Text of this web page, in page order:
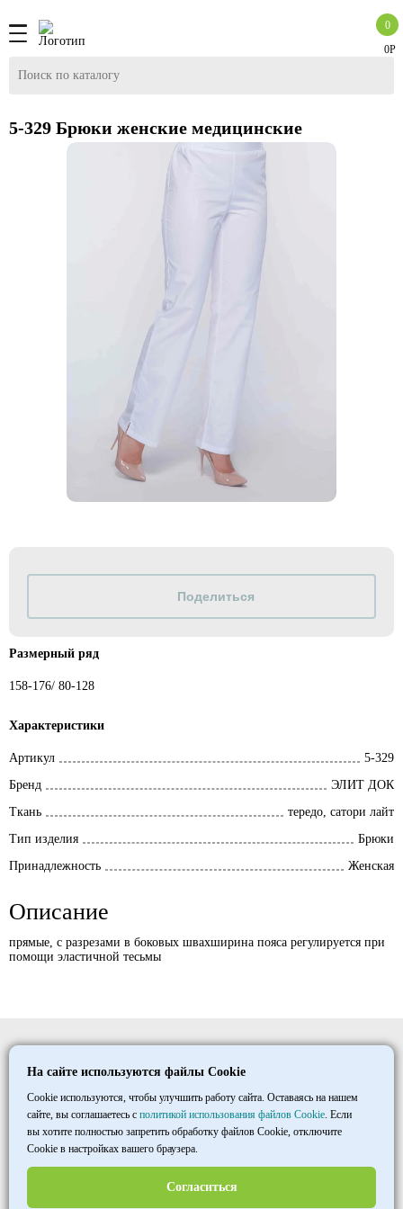
0Р
0
5-329 Брюки женские медицинские
Размерный ряд
158-176/ 80-128
Характеристики
Артикул
5-329
Бренд
ЭЛИТ ДОК
Ткань
тередо, сатори лайт
Тип изделия
Брюки
Принадлежность
Женская
Описание
прямые, с разрезами в боковых швахширина пояса регулируется при
помощи эластичной тесьмы
©1997- 2026
ООО «ТД «МАКСИМУМ»
+7 8452 33 86 03
пн–пт 7:00-15:30 МСК
opt@halatmed.ru
На сайте используются файлы Cookie
Cookie используются, чтобы улучшить работу сайта. Оставаясь на нашем
сайте, вы соглашаетесь с политикой использования файлов Cookie. Если
вы хотите полностью запретить обработку файлов Cookie, отключите
Cookie в настройках вашего браузера.
Согласиться